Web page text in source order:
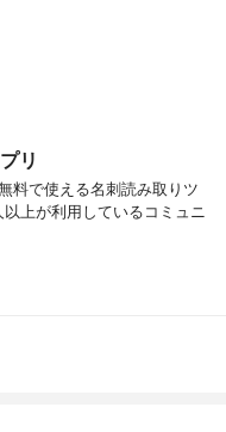
リ
料で使える名刺読み取りツ
上が利用しているコミュニ